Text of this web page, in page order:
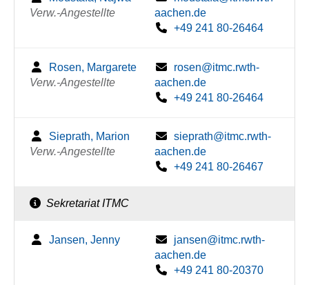
Verw.-Angestellte
aachen.de
+49 241 80-26464
Rosen, Margarete
Verw.-Angestellte
rosen@itmc.rwth-
aachen.de
+49 241 80-26464
Sieprath, Marion
Verw.-Angestellte
sieprath@itmc.rwth-
aachen.de
+49 241 80-26467
Sekretariat ITMC
Jansen, Jenny
jansen@itmc.rwth-
aachen.de
+49 241 80-20370